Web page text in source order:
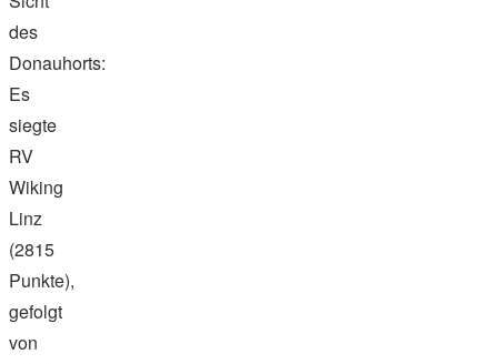
des
Donauhorts:
Es
siegte
RV
Wiking
Linz
(2815
Punkte),
gefolgt
von